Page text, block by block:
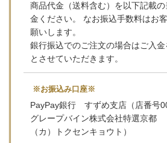
商品代金（送料含む）を以下記載
金ください。 なお振込手数料はお
願いします。
銀行振込でのご注文の場合はご入
とさせていただきます。
※お振込み口座※
PayPay銀行 すずめ支店（店番号
グレープバイン株式会社特選京都
（カ）トクセンキョウト）